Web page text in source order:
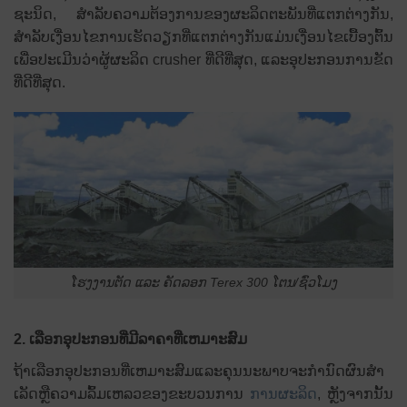
ຊະນິດ, ສໍາລັບຄວາມຕ້ອງການຂອງຜະລິດຕະພັນທີ່ແຕກຕ່າງກັນ,
ສໍາລັບເງື່ອນໄຂການເຮັດວຽກທີ່ແຕກຕ່າງກັນແມ່ນເງື່ອນໄຂເບື້ອງຕົ້ນ
ເພື່ອປະເມີນວ່າຜູ້ຜະລິດ crusher ທີ່ດີທີ່ສຸດ, ແລະອຸປະກອນການຂັດ
ທີ່ດີທີ່ສຸດ.
ໂຮງງານຕັດ ແລະ ຄັດລອກ Terex 300 ໂຕນ/ຊົ່ວໂມງ
2. ເລືອກອຸປະກອນທີ່ມີລາຄາທີ່ເຫມາະສົມ
ຖ້າເລືອກອຸປະກອນທີ່ເຫມາະສົມແລະຄຸນນະພາບຈະກໍານົດຜົນສໍາ
ເລັດຫຼືຄວາມລົ້ມເຫລວຂອງຂະບວນການ ການຜະລິດ, ຫຼັງຈາກນັ້ນ